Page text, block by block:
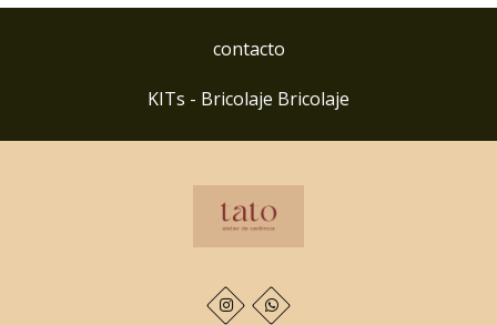
contacto
KITs - Bricolaje Bricolaje